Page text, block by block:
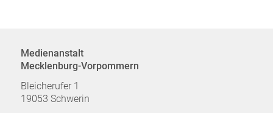
Medienanstalt
Mecklenburg-Vorpommern
Bleicherufer 1
19053 Schwerin